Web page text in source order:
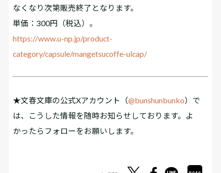
なくなり次第販売終了となります。
単価：300円（税込）。
https://www.u-np.jp/product-
category/capsule/mangetsucoffe-ulcap/
★文春文庫の公式Xアカウント（@bunshunbunko）で
は、こうした情報を随時お知らせしております。よ
かったらフォローをお願いします。